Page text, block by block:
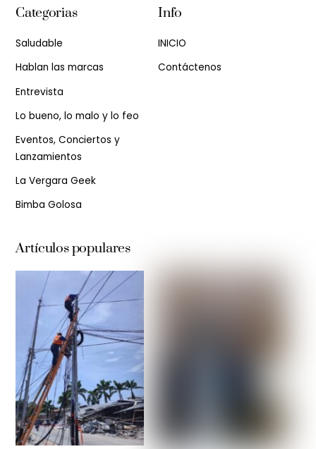
Categorias
Saludable
Hablan las marcas
Entrevista
Lo bueno, lo malo y lo feo
Eventos, Conciertos y
Lanzamientos
La Vergara Geek
Bimba Golosa
Info
INICIO
Contáctenos
Artículos populares